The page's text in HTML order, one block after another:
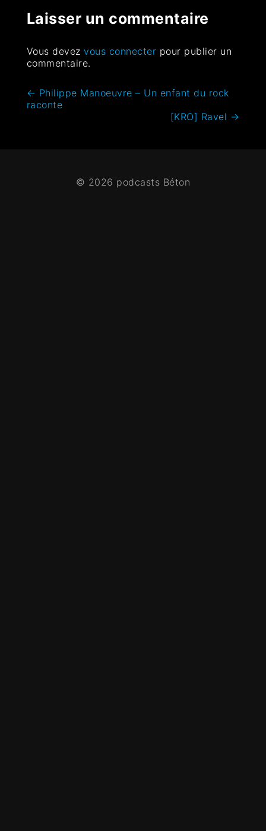
Laisser un commentaire
Vous devezvous connecter pour publier un
commentaire.
← Philippe Manoeuvre – Un enfant du rock
raconte
[KRO] Ravel →
© 2026 podcasts Béton